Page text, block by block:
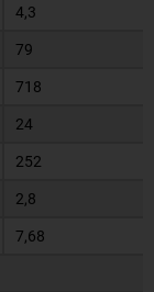
4,3
79
718
24
252
2,8
7,68